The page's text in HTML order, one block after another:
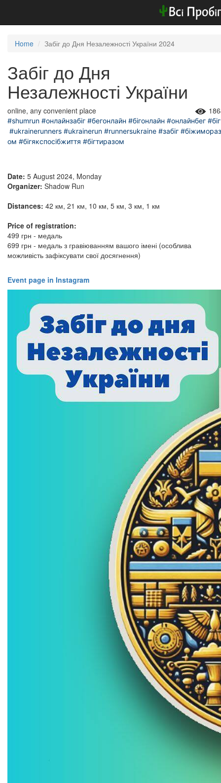
Home Забіг до Дня Незалежності України 2024
Забіг до Дня
Незалежності України
online, any convenient place
#shumrun #онлайнзабіг #бегонлайн #бігонлайн #онлайнбег #біг
#ukrainerunners #ukrainerun #runnersukraine #забіг #біжимораз
ом #бігякспосібжиття #бігтиразом
Date: 5 August 2024, Monday
Organizer: Shadow Run
Distances: 42 км, 21 км, 10 км, 5 км, 3 км, 1 км
Price of registration:
499 грн - медаль
​​​​​​​699 грн - медаль з гравіюванням вашого імені (особлива
можливість зафіксувати свої досягнення)
Event page in Instagram